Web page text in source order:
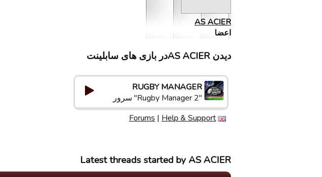
AS ACIER
اعضا
دیدن AS ACIERدر بازی های سابلینت
RUGBY MANAGER
"Rugby Manager 2" سرور
Forums | Help & Support
Latest threads started by AS ACIER